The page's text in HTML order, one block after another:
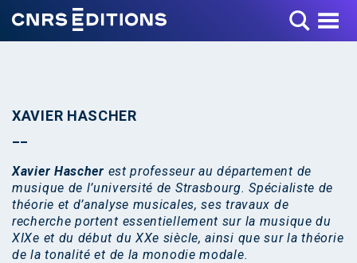
Toggle Menu
XAVIER HASCHER
Xavier Hascher est professeur au département de
musique de l’université de Strasbourg. Spécialiste de
théorie et d’analyse musicales, ses travaux de
recherche portent essentiellement sur la musique du
XIXe et du début du XXe siècle, ainsi que sur la théorie
de la tonalité et de la monodie modale.